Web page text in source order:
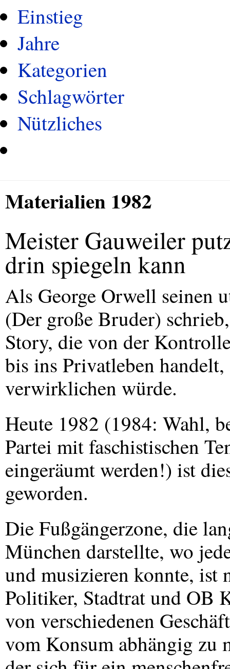
Einstieg
Jahre
Kategorien
Schlagwörter
Nützliches
Materialien 1982
Meister Gauweiler
drin spiegeln kann
Als George Orwell seinen
(Der große Bruder)
Story, die von der
bis ins Privatleben
verwirklichen würde.
Heute 1982 (1984: Wahl,
Partei mit faschistischen
eingeräumt werden!) ist
geworden.
Die Fußgängerzone, die
München darstellte, wo
und musizieren konnte,
Politiker, Stadtrat und OB
von verschiedenen
vom Konsum abhängig zu